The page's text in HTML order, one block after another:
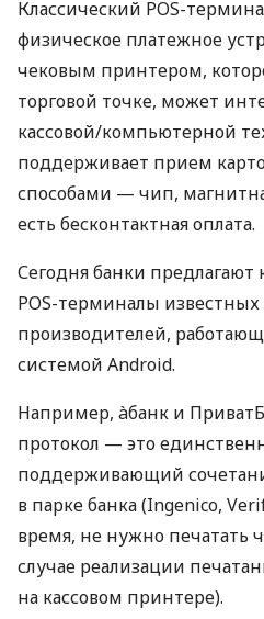
Классический POS-
физическое платежное
чековым принтером,
торговой точке, может
кассовой/компьютерной
поддерживает прием
способами — чип,
есть бесконтактная оплата.
Сегодня банки
POS-терминалы
производителей,
системой Android.
Например, àбанк и
протокол — это
поддерживающий
в парке банка (Ingenico,
время, не нужно печатать
случае реализации
на кассовом принтере).